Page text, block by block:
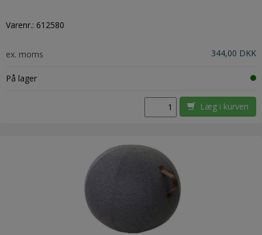
Varenr.: 612580
ex. moms 344,00 DKK
På lager
Læg i kurven